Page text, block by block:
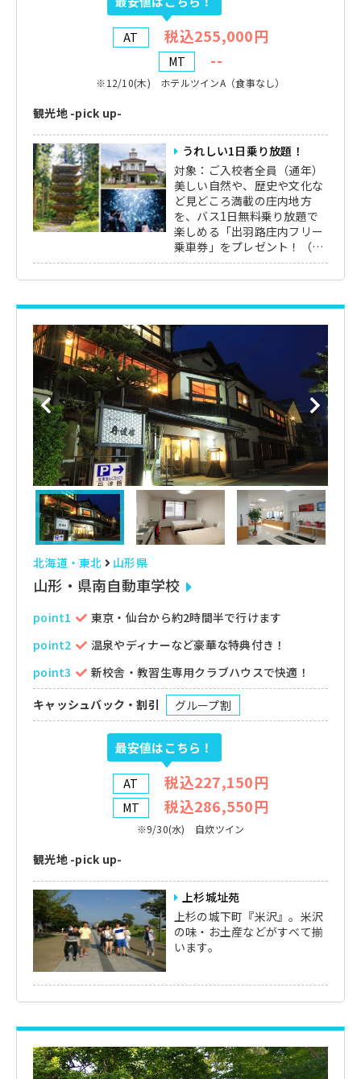
AT 税込255,000円
MT --
※12/10(木) ホテルツインA（食事なし）
観光地 -pick up-
うれしい1日乗り放題！
対象：ご入校者全員（通年）
美しい自然や、歴史や文化な
ど見どころ満載の庄内地方
を、バス1日無料乗り放題で
楽しめる「出羽路庄内フリー
乗車券」をプレゼント！（各
施設のご利用料金は自己負担
となります）
状況により、ご利用出来ない
可能性がございます。
北海道・東北 山形県
山形・県南自動車学校
point1
東京・仙台から約2時間半で行けます
point2
温泉やディナーなど豪華な特典付き！
point3
新校舎・教習生専用クラブハウスで快適！
キャッシュバック・割引
グループ割
最安値はこちら！
AT 税込227,150円
MT 税込286,550円
※9/30(水) 自炊ツイン
観光地 -pick up-
上杉城址苑
上杉の城下町『米沢』。米沢
の味・お土産などがすべて揃
います。